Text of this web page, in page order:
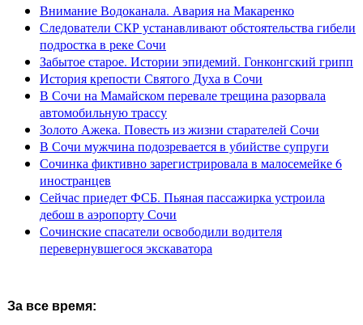
Внимание Водоканала. Авария на Макаренко
Следователи СКР устанавливают обстоятельства гибели
подростка в реке Сочи
Забытое старое. Истории эпидемий. Гонконгский грипп
История крепости Святого Духа в Сочи
В Сочи на Мамайском перевале трещина разорвала
автомобильную трассу
Золото Ажека. Повесть из жизни старателей Сочи
В Сочи мужчина подозревается в убийстве супруги
Сочинка фиктивно зарегистрировала в малосемейке 6
иностранцев
Сейчас приедет ФСБ. Пьяная пассажирка устроила
дебош в аэропорту Сочи
Сочинские спасатели освободили водителя
перевернувшегося экскаватора
За все время: